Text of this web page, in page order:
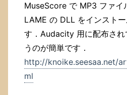
MuseScore で MP3 ファイ
LAME の DLL をインスト
す．Audacity 用に配布され
うのが簡単です．
http://knoike.seesaa.net/
ml